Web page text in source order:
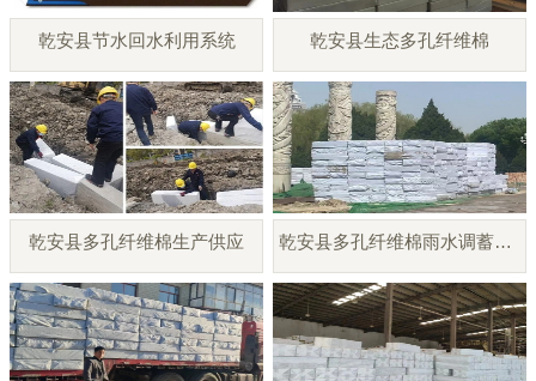
乾安县节水回水利用系统 乾安县生态多孔纤维棉
乾安县多孔纤维棉生产供应 乾安县多孔纤维棉雨水调蓄模块